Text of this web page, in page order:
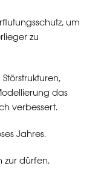
um
zu
das
verbessert.
Jahres.
zur dürfen.